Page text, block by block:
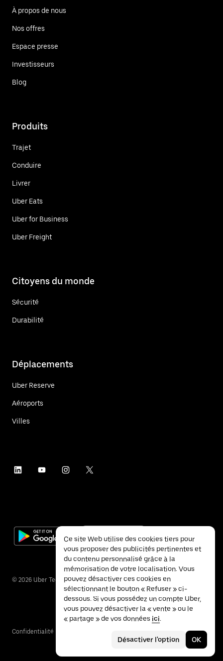
À propos de nous
Nos offres
Espace presse
Investisseurs
Blog
Produits
Trajet
Conduire
Livrer
Uber Eats
Uber for Business
Uber Freight
Citoyens du monde
Sécurité
Durabilité
Déplacements
Uber Reserve
Aéroports
Villes
© 2026 Uber Technologies Inc.
Confidentialité
Ce site Web utilise des cookies tiers pour
vous proposer des publicités pertinentes et
du contenu personnalisé grâce à la
mémorisation de votre localisation. Vous
pouvez désactiver ces cookies en
sélectionnant le bouton « Refuser » ci-
dessous. Si vous possédez un compte Uber,
vous pouvez désactiver la « vente » ou le
« partage » de vos données ici.
Désactiver l'option OK